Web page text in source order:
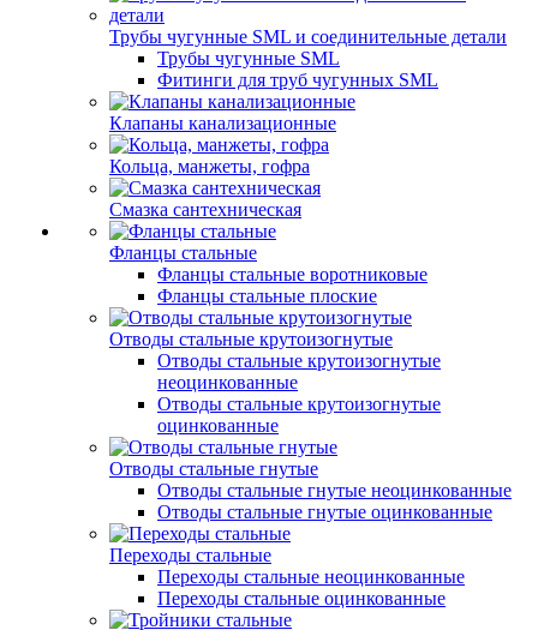
Трубы чугунные SML и соединительные детали
Трубы чугунные SML
Фитинги для труб чугунных SML
Клапаны канализационные
Кольца, манжеты, гофра
Смазка сантехническая
Фланцы стальные
Фланцы стальные воротниковые
Фланцы стальные плоские
Отводы стальные крутоизогнутые
Отводы стальные крутоизогнутые
неоцинкованные
Отводы стальные крутоизогнутые
оцинкованные
Отводы стальные гнутые
Отводы стальные гнутые неоцинкованные
Отводы стальные гнутые оцинкованные
Переходы стальные
Переходы стальные неоцинкованные
Переходы стальные оцинкованные